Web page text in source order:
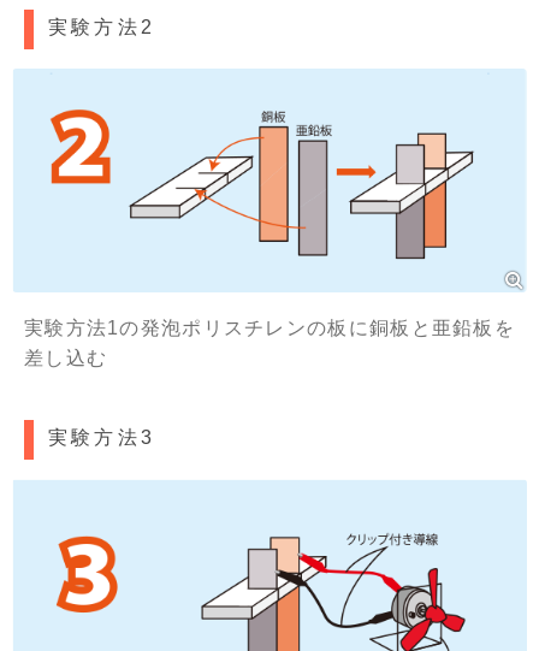
実験方法2
実験方法1の発泡ポリスチレンの板に銅板と亜鉛板を
差し込む
実験方法3